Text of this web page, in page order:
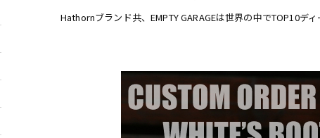
Hathornブランド共、EMPTY GARAGEは世界の中でTOP10デ